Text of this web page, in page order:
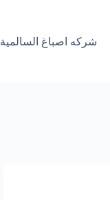
شركه اصباغ السالمية